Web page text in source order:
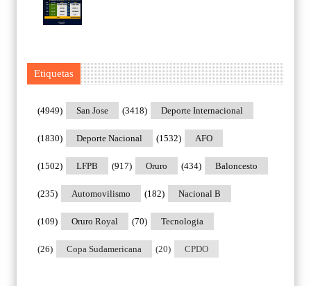
Etiquetas
San Jose
(4949) Deporte Internacional
(3418)
Deporte Nacional
(1830) AFO
(1532)
LFPB
(1502) Oruro
(917) Baloncesto
(434)
Automovilismo
(235) Nacional B
(182)
Oruro Royal
(109) Tecnologia
(70)
Copa Sudamericana
(26) CPDO
(20)